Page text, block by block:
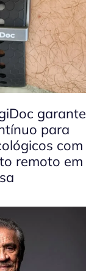
garante
para
com
remoto em